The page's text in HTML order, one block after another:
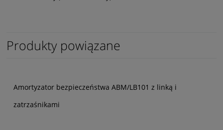
Produkty powiązane
Amortyzator bezpieczeństwa ABM/LB101 z linką i
zatrzaśnikami